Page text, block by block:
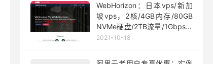
WebHorizon：日本vps/新加
坡vps，2核/4GB内存/80GB
NVMe硬盘/2TB流量/1Gbps端
口，$5/月起
2021-10-18